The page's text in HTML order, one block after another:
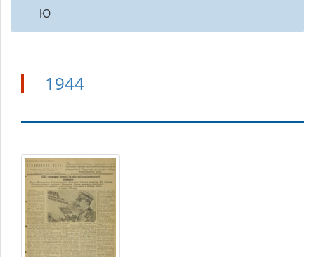
Ю
1944
1944